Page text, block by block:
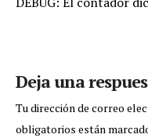
Deja una
Tu dirección de correo
obligatorios están